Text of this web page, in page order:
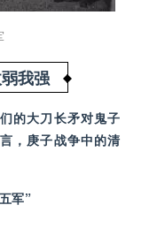
我强
的大刀长矛对鬼子
，庚子战争中的清
军”